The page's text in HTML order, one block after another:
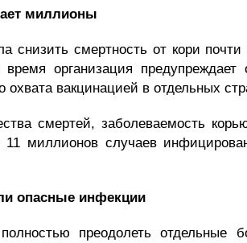
миллионы
снизить смертность от кори
организация предупреждает
охвата вакцинацией в отдельных
смертей, заболеваемость
11 миллионов случаев
опасные инфекции
преодолеть отдельные